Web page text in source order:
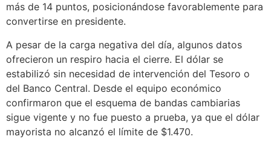
más de 14 puntos, posicionándose favorablemente para
convertirse en presidente.
A pesar de la carga negativa del día, algunos datos
ofrecieron un respiro hacia el cierre. El dólar se
estabilizó sin necesidad de intervención del Tesoro o
del Banco Central. Desde el equipo económico
confirmaron que el esquema de bandas cambiarias
sigue vigente y no fue puesto a prueba, ya que el dólar
mayorista no alcanzó el límite de $1.470.